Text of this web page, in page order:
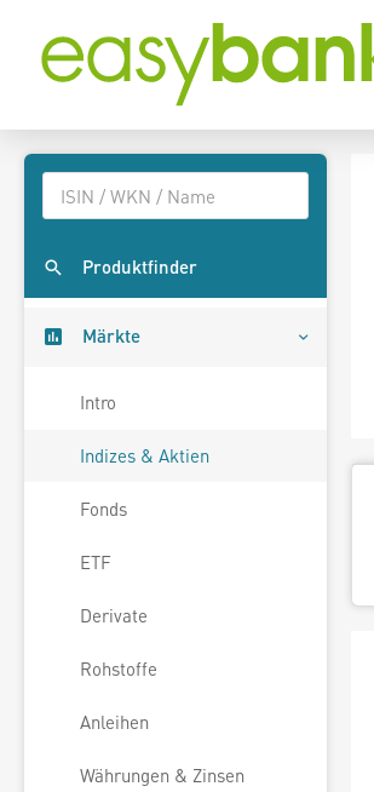
Produktfinder
Märkte
Intro
Indizes & Aktien
Fonds
ETF
Derivate
Rohstoffe
Anleihen
Währungen & Zinsen